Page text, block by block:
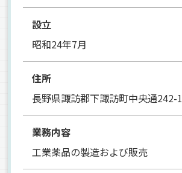
設立
昭和24年7月
住所
長野県諏訪郡下諏訪町中央通242-1
業務内容
工業薬品の製造および販売